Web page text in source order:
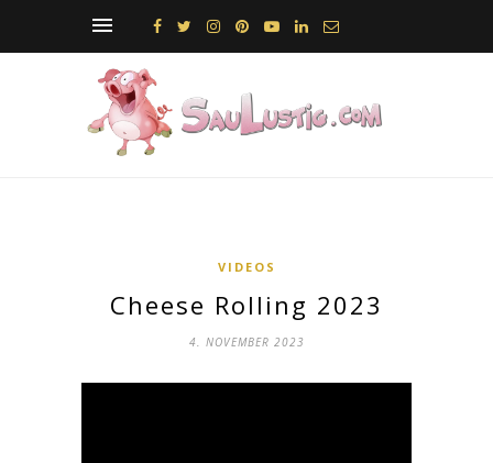
VIDEOS
Cheese Rolling 2023
4. NOVEMBER 2023